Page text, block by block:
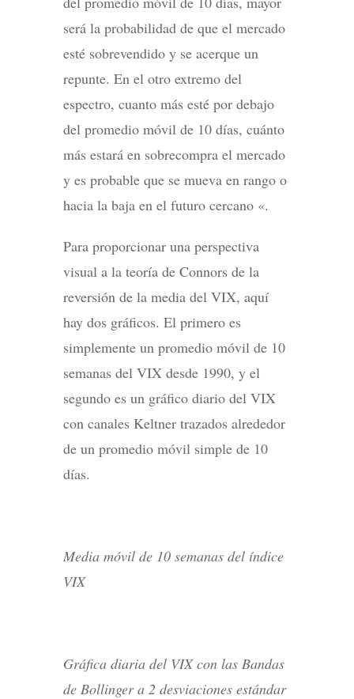
será la probabilidad de que el mercado
esté sobrevendido y se acerque un
repunte. En el otro extremo del
espectro, cuanto más esté por debajo
del promedio móvil de 10 días, cuánto
más estará en sobrecompra el mercado
y es probable que se mueva en rango o
hacia la baja en el futuro cercano «.
Para proporcionar una perspectiva
visual a la teoría de Connors de la
reversión de la media del VIX, aquí
hay dos gráficos. El primero es
simplemente un promedio móvil de 10
semanas del VIX desde 1990, y el
segundo es un gráfico diario del VIX
con canales Keltner trazados alrededor
de un promedio móvil simple de 10
días.
Media móvil de 10 semanas del índice
VIX
Gráfica diaria del VIX con las Bandas
de Bollinger a 2 desviaciones estándar